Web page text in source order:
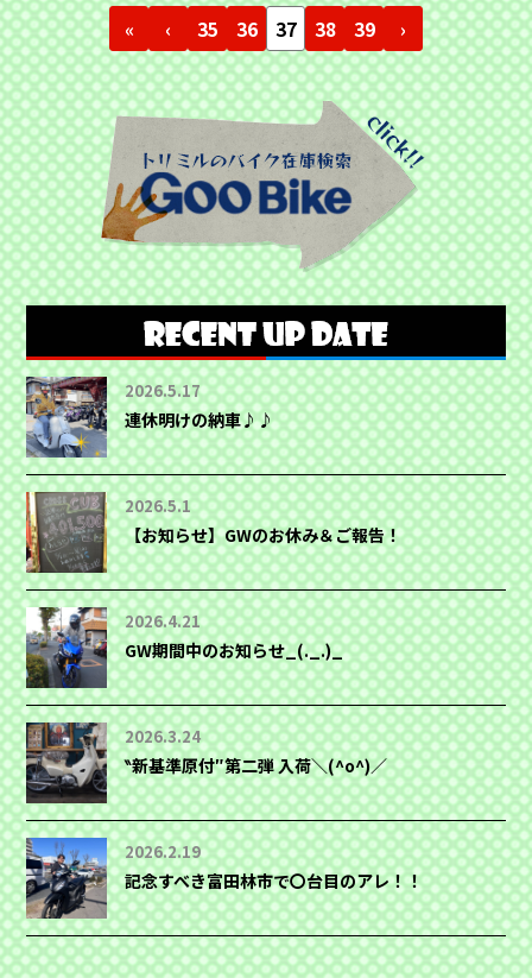
« ‹ 35 36 37 38 39 ›
2026.5.17
連休明けの納車♪♪
2026.5.1
【お知らせ】GWのお休み＆ご報告！
2026.4.21
GW期間中のお知らせ_(._.)_
2026.3.24
‶新基準原付″第二弾 入荷＼(^o^)／
2026.2.19
記念すべき富田林市で〇台目のアレ！！